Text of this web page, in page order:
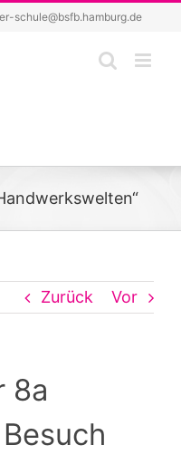
schule@bsfb.hamburg.de
Zurück Vor
8a